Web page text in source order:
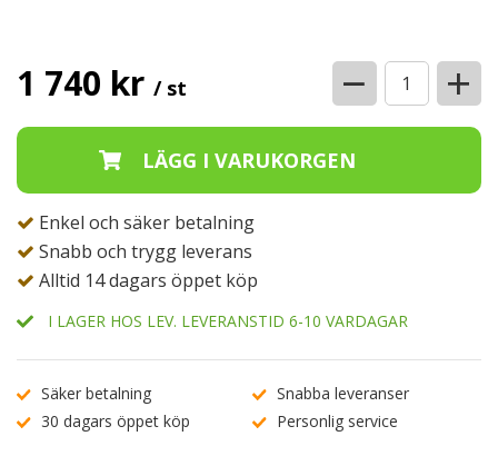
1 740 kr / st − +
Enkel och säker betalning
Snabb och trygg leverans
Alltid 14 dagars öppet köp
I LAGER HOS LEV. LEVERANSTID 6-10 VARDAGAR
Säker betalning
Snabba leveranser
30 dagars öppet köp
Personlig service